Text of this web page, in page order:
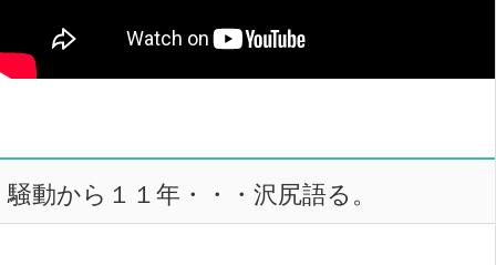
騒動から１１年・・・沢尻語る。